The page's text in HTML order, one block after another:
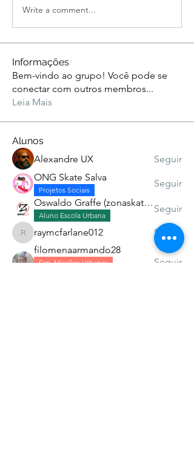
Write a comment...
Informações
Bem-vindo ao grupo! Você pode se
conectar com outros membros...
Leia Mais
Alunos
Alexandre UX
Seguir
ONG Skate Salva
Projetos Sociais
Seguir
Oswaldo Graffe (zonaskatev)
Aluno Escola Urbana
Seguir
raymcfarlane012
raymcfarlane012
Seguir
filomenaarmando28
Esp. Missões Urbanas
Seguir